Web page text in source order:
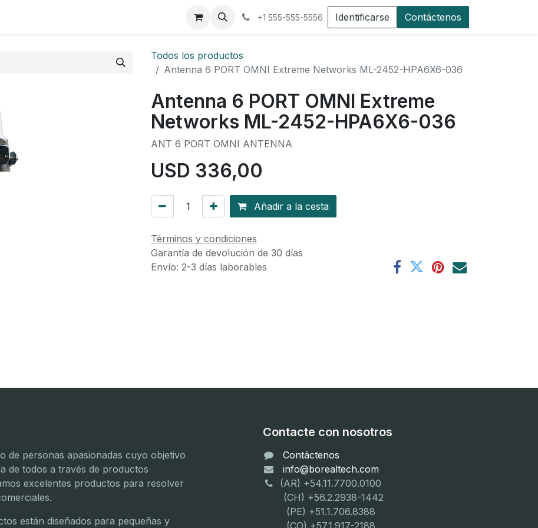
Planilla +1 555-555-5556 Identificarse Contáctenos
Todos los productos
Antenna 6 PORT OMNI Extreme Networks ML-2452-HPA6X6-036
Antenna 6 PORT OMNI Extreme
Networks ML-2452-HPA6X6-036
ANT 6 PORT OMNI ANTENNA
USD 336,00
Añadir a la cesta
Términos y condiciones
Garantía de devolución de 30 días
Envío: 2-3 días laborables
de personas apasionadas cuyo objetivo
de todos a través de productos
excelentes productos para resolver
están diseñados para pequeñas y
Contacte con nosotros
Contáctenos
info@borealtech.com
(AR) +54.11.7700.0100
(CH) +56.2.2938-1442
(PE) +51.1.706.8388
(CO) +57.1.917-2188